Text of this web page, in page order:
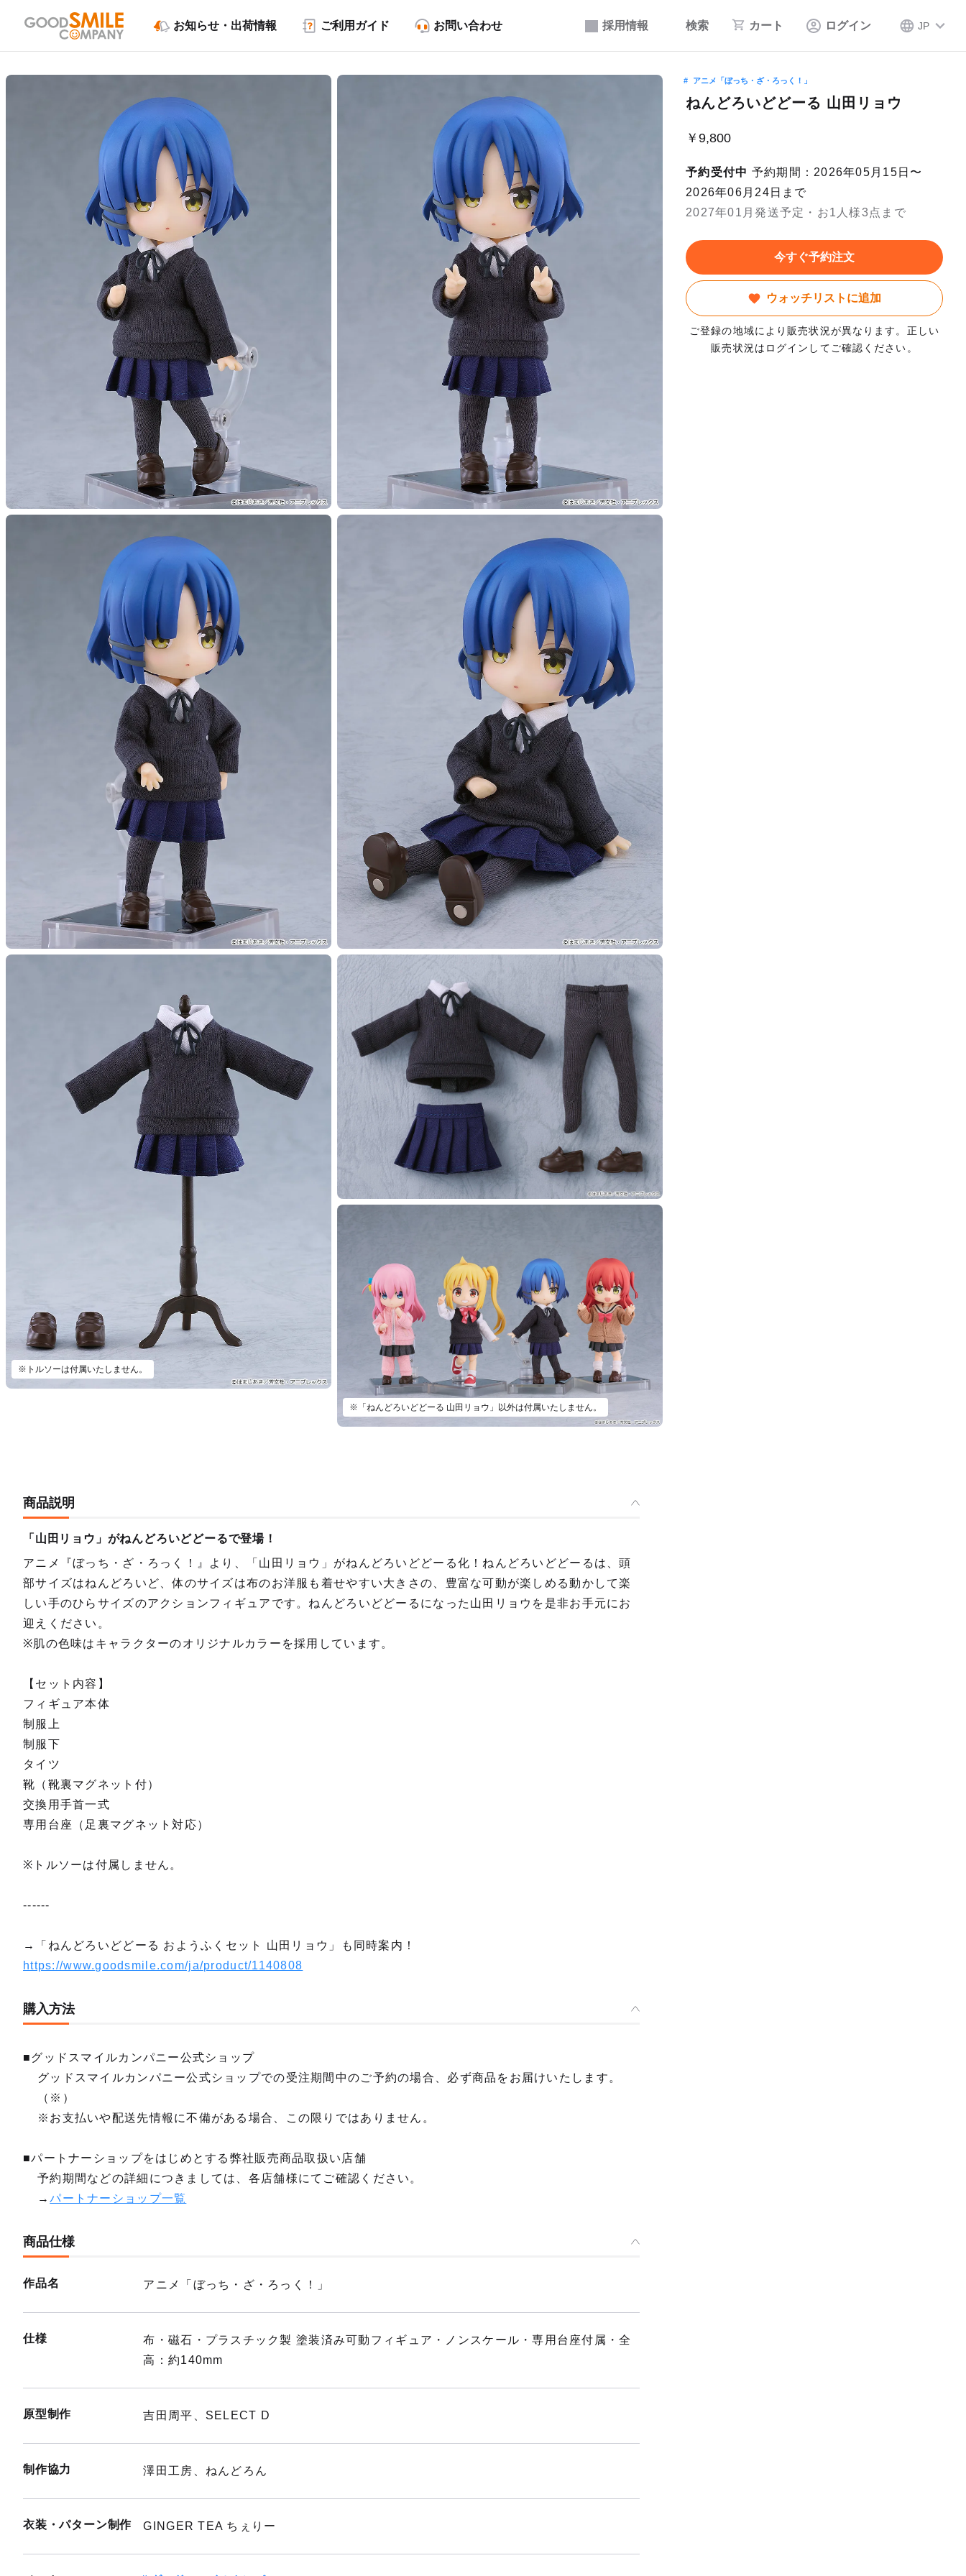
採用情報 検索 カート ログイン JP
お知らせ・出荷情報 ご利用ガイド お問い合わせ
※トルソーは付属いたしません。
※「ねんどろいどどーる 山田リョウ」以外は付属いたしません。
アニメ「ぼっち・ざ・ろっく！」
ねんどろいどどーる 山田リョウ
￥9,800
予約受付中 予約期間：2026年05月15日〜
2026年06月24日まで
2027年01月発送予定・お1人様3点まで
今すぐ予約注文
ウォッチリストに追加
ご登録の地域により販売状況が異なります。正しい
販売状況はログインしてご確認ください。
商品説明
「山田リョウ」がねんどろいどどーるで登場！
アニメ『ぼっち・ざ・ろっく！』より、「山田リョウ」がねんどろいどどーる化！ねんどろいどどーるは、頭
部サイズはねんどろいど、体のサイズは布のお洋服も着せやすい大きさの、豊富な可動が楽しめる動かして楽
しい手のひらサイズのアクションフィギュアです。ねんどろいどどーるになった山田リョウを是非お手元にお
迎えください。
※肌の色味はキャラクターのオリジナルカラーを採用しています。
【セット内容】
フィギュア本体
制服上
制服下
タイツ
靴（靴裏マグネット付）
交換用手首一式
専用台座（足裏マグネット対応）
※トルソーは付属しません。
------
→「ねんどろいどどーる おようふくセット 山田リョウ」も同時案内！
https://www.goodsmile.com/ja/product/1140808
購入方法
■グッドスマイルカンパニー公式ショップ
グッドスマイルカンパニー公式ショップでの受注期間中のご予約の場合、必ず商品をお届けいたします。
（※）
※お支払いや配送先情報に不備がある場合、この限りではありません。
■パートナーショップをはじめとする弊社販売商品取扱い店舗
予約期間などの詳細につきましては、各店舗様にてご確認ください。
→パートナーショップ一覧
商品仕様
作品名 アニメ「ぼっち・ざ・ろっく！」
仕様
布・磁石・プラスチック製 塗装済み可動フィギュア・ノンスケール・専用台座付属・全
高：約140mm
原型制作 吉田周平、SELECT D
制作協力 澤田工房、ねんどろん
衣装・パターン制作 GINGER TEA ちぇりー